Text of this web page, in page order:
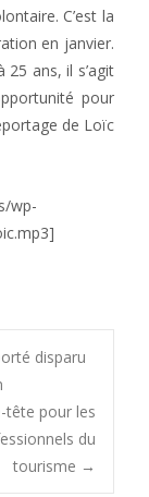
C’est la
en janvier.
ans, il s’agit
pour
de Loïc
wp-
disparu
tête pour les
du
tourisme →